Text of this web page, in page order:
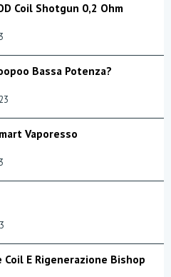
Coil Shotgun 0,2 Ohm
Bassa Potenza?
Vaporesso
E Rigenerazione Bishop